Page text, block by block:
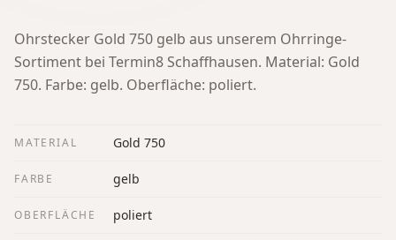
Ohrstecker Gold 750 gelb aus unserem Ohrringe-
Sortiment bei Termin8 Schaffhausen. Material: Gold
750. Farbe: gelb. Oberfläche: poliert.
MATERIAL Gold 750
FARBE gelb
OBERFLÄCHE poliert